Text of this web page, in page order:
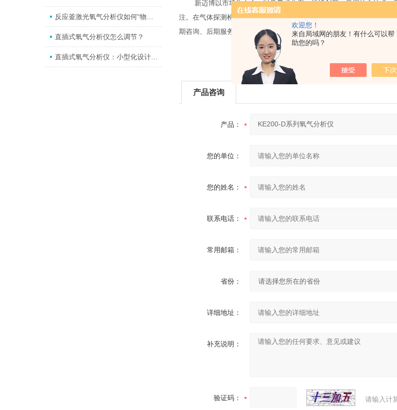
欢迎您！
来自局域网的朋友！有什么可以帮
助您的吗？
直插式氧气分析仪怎么调节？
直插式氧气分析仪：小型化设计背后的大作用
新迈博以市场为中心，以质量求生存，持续创新，掌握核心技术，
注。在气体探测检测领域及其客户认知度方面具有较高声誉，部分产
期咨询、后期服务提供了有力保障。
产品咨询
产品：
您的单位：
您的姓名：
联系电话：
常用邮箱：
省份：
详细地址：
补充说明：
验证码： 请输入计